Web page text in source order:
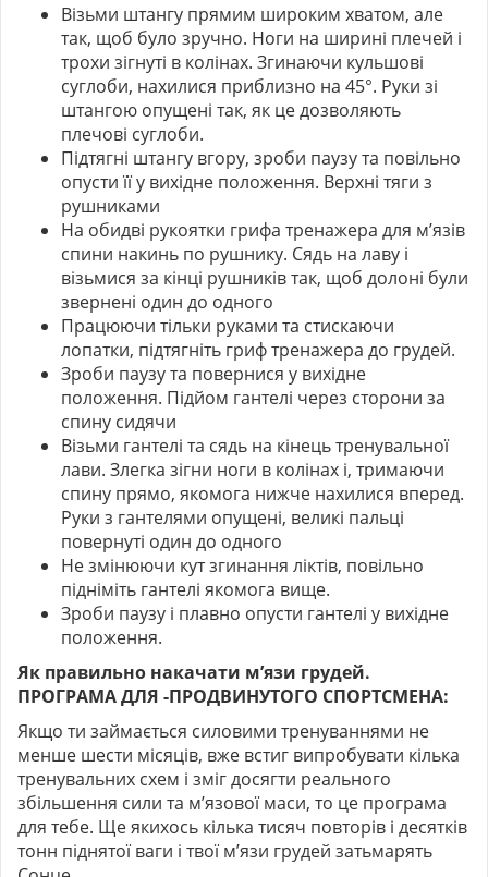
Візьми штангу прямим широким хватом, але
так, щоб було зручно. Ноги на ширині плечей і
трохи зігнуті в колінах. Згинаючи кульшові
суглоби, нахилися приблизно на 45°. Руки зі
штангою опущені так, як це дозволяють
плечові суглоби.
Підтягні штангу вгору, зроби паузу та повільно
опусти її у вихідне положення. Верхні тяги з
рушниками
На обидві рукоятки грифа тренажера для м’язів
спини накинь по рушнику. Сядь на лаву і
візьмися за кінці рушників так, щоб долоні були
звернені один до одного
Працюючи тільки руками та стискаючи
лопатки, підтягніть гриф тренажера до грудей.
Зроби паузу та повернися у вихідне
положення. Підйом гантелі через сторони за
спину сидячи
Візьми гантелі та сядь на кінець тренувальної
лави. Злегка зігни ноги в колінах і, тримаючи
спину прямо, якомога нижче нахилися вперед.
Руки з гантелями опущені, великі пальці
повернуті один до одного
Не змінюючи кут згинання ліктів, повільно
підніміть гантелі якомога вище.
Зроби паузу і плавно опусти гантелі у вихідне
положення.
Як правильно накачати м’язи грудей.
ПРОГРАМА ДЛЯ -ПРОДВИНУТОГО СПОРТСМЕНА:
Якщо ти займається силовими тренуваннями не
менше шести місяців, вже встиг випробувати кілька
тренувальних схем і зміг досягти реального
збільшення сили та м’язової маси, то це програма
для тебе. Ще якихось кілька тисяч повторів і десятків
тонн піднятої ваги і твої м’язи грудей затьмарять